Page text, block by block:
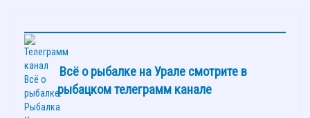
Всё о рыбалке на Урале смотрите в
рыбацком телеграмм канале